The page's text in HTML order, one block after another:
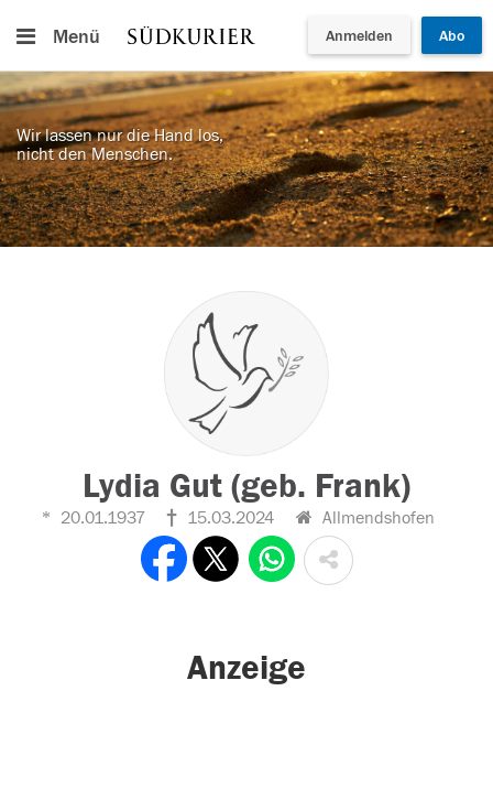
Menü Anmelden Abo
Wir lassen nur die Hand los,
nicht den Menschen.
Lydia Gut (geb. Frank)
20.01.1937 15.03.2024 Allmendshofen
Anzeige